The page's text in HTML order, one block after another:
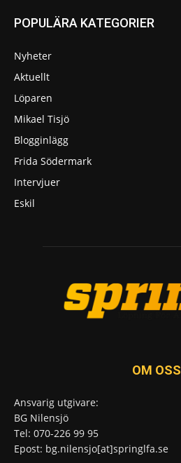
POPULÄRA KATEGORIER
Nyheter
Aktuellt
Löparen
Mikael Tisjö
Blogginlägg
Frida Södermark
Intervjuer
Eskil
OM OSS
Ansvarig utgivare:
BG Nilensjö
Tel: 070-226 99 95
Epost: bg.nilensjo[at]springlfa.se